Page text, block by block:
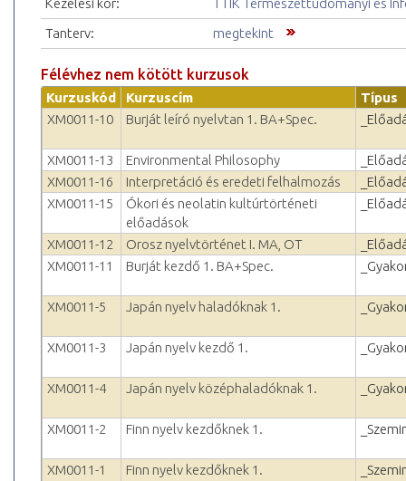
Kezelési kör:
TTIK Természettudományi és
Tanterv:
megtekint
Félévhez nem kötött kurzusok
Kurzuskód Kurzuscím
Típus
XM0011-10
Burját leíró nyelvtan 1. BA+Spec.
XM0011-13 Environmental Philosophy
XM0011-16
Interpretáció és eredeti felhalmozás
XM0011-15
Ókori és neolatin kultúrtörténeti
előadások
XM0011-12 Orosz nyelvtörténet I. MA, OT
XM0011-11
Burját kezdő 1. BA+Spec.
XM0011-5 Japán nyelv haladóknak 1.
XM0011-3 Japán nyelv kezdő 1.
XM0011-4 Japán nyelv középhaladóknak 1.
XM0011-2 Finn nyelv kezdőknek 1.
XM0011-1 Finn nyelv kezdőknek 1.